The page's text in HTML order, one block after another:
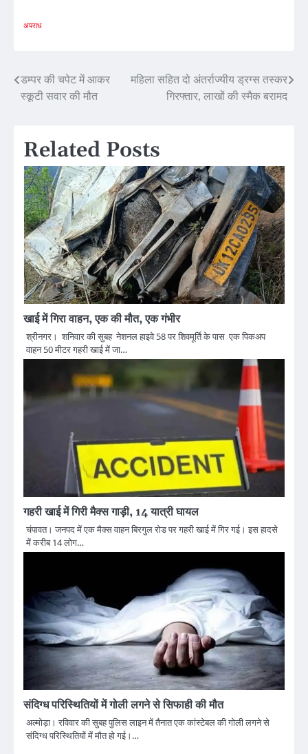
अपराध
Post
navigation
डम्पर की चपेट में आकर
स्कूटी सवार की मौत
महिला सहित दो अंतर्राज्यीय ड्रग्स तस्कर
गिरफ्तार, लाखों की स्मैक बरामद
Related Posts
खाई में गिरा वाहन, एक की मौत, एक गंभीर
श्रीनगर। शनिवार की सुबह नेशनल हाइवे 58 पर शिवमूर्ति के पास एक पिकअप
वाहन 50 मीटर गहरी खाई में जा…
गहरी खाई में गिरी मैक्स गाड़ी, 14 यात्री घायल
चंपावत। जनपद में एक मैक्स वाहन बिरगुल रोड पर गहरी खाई में गिर गई। इस हादसे
में करीब 14 लोग…
संदिग्ध परिस्थितियों में गोली लगने से सिफाही की मौत
अल्मोड़ा। रविवार की सुबह पुलिस लाइन में तैनात एक कांस्टेबल की गोली लगने से
संदिग्ध परिस्थितियों में मौत हो गई।…